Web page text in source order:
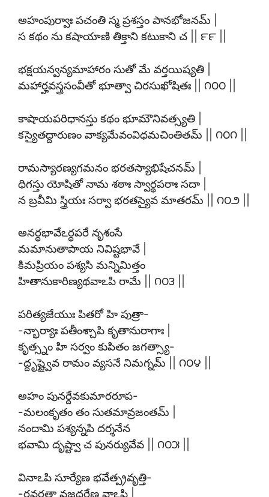
అహంపుర్వాః పచంతి స్మ ప్రశస్తం పానభోజనమ్ |
స కథం ను కషాయాణి తిక్తాని కటుకాని చ || ౯౯ ||
భక్షయన్వన్యమాహారం సుతో మే వర్తయిష్యతి |
మహార్హవస్త్రసంవీతో భూత్వా చిరసుఖోషితః || ౧౦౦ ||
కాషాయపరిధానస్తు కథం భూమౌనివత్స్యతి |
కస్యైతద్దారుణం వాక్యమేవంవిధమచింతితమ్ || ౧౦౧ ||
రామస్యారణ్యగమనం భరతస్యాభిషేచనమ్ |
ధిగస్తు యోషితో నామ శఠాః స్వార్థపరాః సదా |
న బ్రవీమి స్త్రియః సర్వా భరతస్యైవ మాతరమ్ || ౧౦౨ ||
అనర్థభావేఽర్థపరే నృశంసే
మమానుతాపాయ నివిష్టభావే |
కిమప్రియం పశ్యసి మన్నిమిత్తం
హితానుకారిణ్యథవాఽపి రామే || ౧౦౩ ||
పరిత్యజేయుః పితరో హి పుత్రా-
-న్భార్యాః పతీంశ్చాపి కృతానురాగాః |
కృత్స్నం హి సర్వం కుపితం జగత్స్యా-
-ద్దృష్ట్వైవ రామం వ్యసనే నిమగ్నమ్ || ౧౦౪ ||
అహం పునర్దేవకుమారరూప-
-మలంకృతం తం సుతమావ్రజంతమ్ |
నందామి పశ్యన్నపి దర్శనేన
భవామి దృష్ట్వా చ పునర్యువేవ || ౧౦౫ ||
వినాఽపి సూర్యేణ భవేత్ప్రవృత్తి-
-రవర్షతా వజ్రధరేణ వాఽపి |